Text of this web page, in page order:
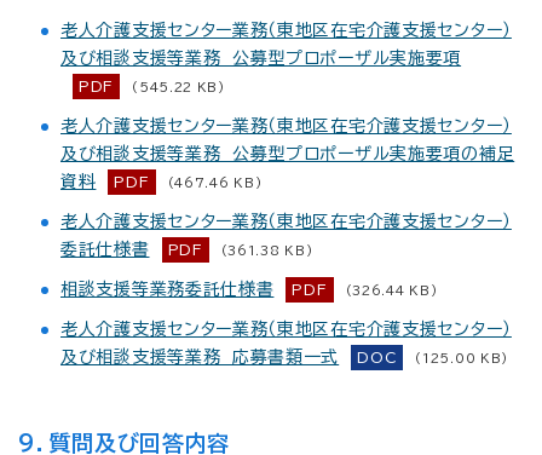
老人介護支援センター業務（東地区在宅介護支援センター）
及び相談支援等業務 公募型プロポーザル実施要項
PDF (545.22 KB)
老人介護支援センター業務（東地区在宅介護支援センター）
及び相談支援等業務 公募型プロポーザル実施要項の補足
資料
PDF (467.46 KB)
老人介護支援センター業務（東地区在宅介護支援センター）
委託仕様書
PDF (361.38 KB)
相談支援等業務委託仕様書 PDF (326.44 KB)
老人介護支援センター業務（東地区在宅介護支援センター）
及び相談支援等業務 応募書類一式
DOC (125.00 KB)
9．質問及び回答内容